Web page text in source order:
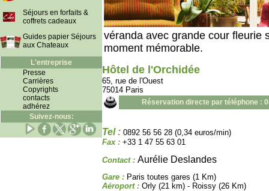
Séjours en forfaits &
coffrets cadeaux
Guides papier Séjours
aux Chateaux
L'entreprise
Presse
Carrières
Copyrights
contacts
adhérez
Suivez-nous:
véranda avec grande cour fleurie
moment mémorable.
Hôtel de l'Orchidée
65, rue de l'Ouest
75014 Paris
Réservation directe par téléphone :
Tel : 0892 56 56 28 (0,34 euros/min)
Fax : +33 1 47 55 63 01
Contact : Aurélie Deslandes
Gare : Paris toutes gares (1 Km)
Aéroport : Orly (21 km) - Roissy (26 Km)